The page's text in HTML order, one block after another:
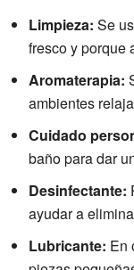
Limpieza: Se
fresco y porque
Aromaterapia:
ambientes
Cuidado
baño para dar
Desinfectante:
ayudar a
Lubricante: En